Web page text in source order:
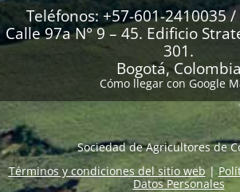
Teléfonos: +57-601-2410035
Calle 97a N° 9 – 45. Edificio
301.
Bogotá, Colombia
Cómo llegar con Google
Sociedad de Agricultores de
Términos y condiciones del sitio web|
Datos Personales